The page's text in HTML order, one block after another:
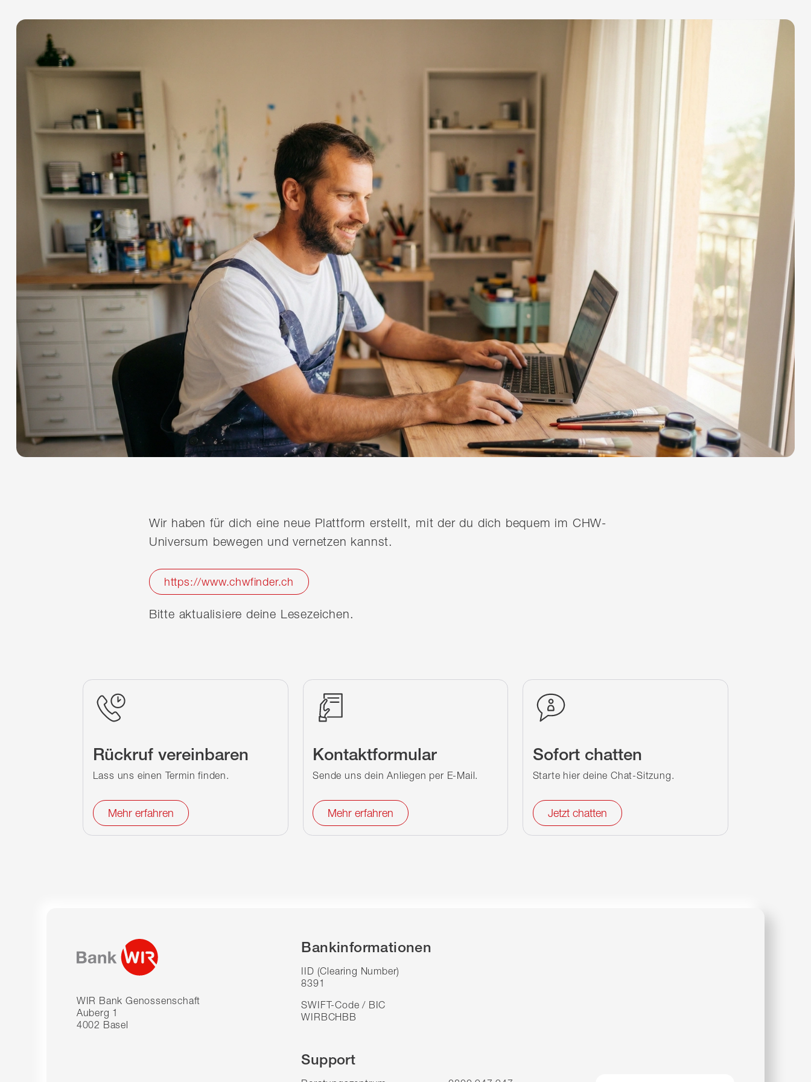
Wir haben für dich eine neue Plattform erstellt, mit der du dich bequem im CHW-
Universum bewegen und vernetzen kannst.
https://www.chwfinder.ch
Bitte aktualisiere deine Lesezeichen.
Rückruf vereinbaren
Lass uns einen Termin finden.
Mehr erfahren
Kontaktformular
Sende uns dein Anliegen per E-Mail.
Mehr erfahren
Sofort chatten
Starte hier deine Chat-Sitzung.
Jetzt chatten
WIR Bank Genossenschaft
Auberg 1
4002 Basel
Bankinformationen
IID (Clearing Number)
8391
SWIFT-Code / BIC
WIRBCHBB
Support